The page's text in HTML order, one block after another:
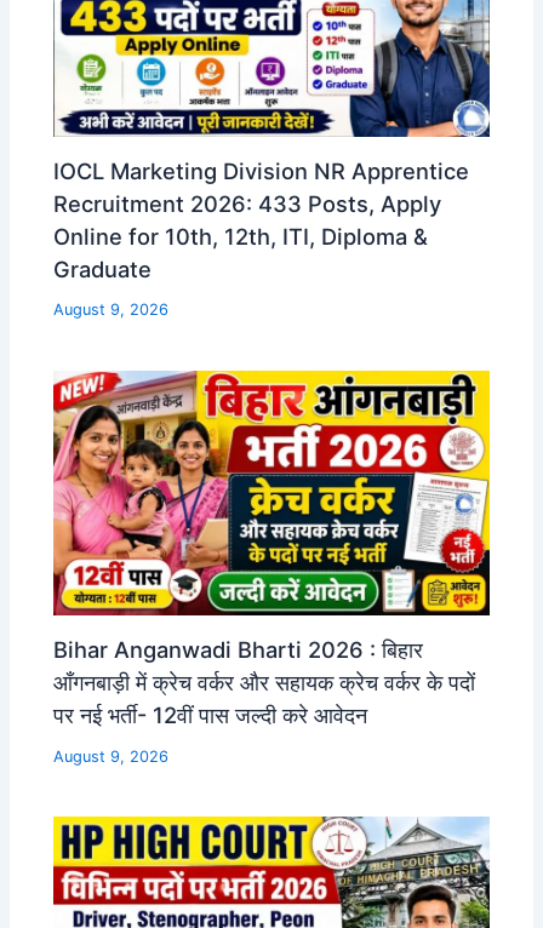
IOCL Marketing Division NR Apprentice
Recruitment 2026: 433 Posts, Apply
Online for 10th, 12th, ITI, Diploma &
Graduate
August 9, 2026
Bihar Anganwadi Bharti 2026 : बिहार
आँगनबाड़ी में क्रेच वर्कर और सहायक क्रेच वर्कर के पदों
पर नई भर्ती- 12वीं पास जल्दी करे आवेदन
August 9, 2026